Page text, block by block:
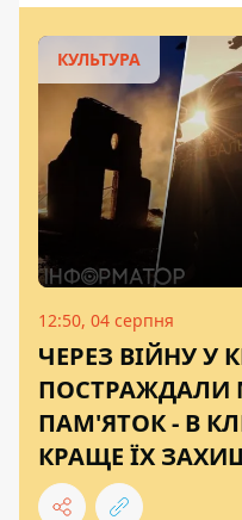
КУЛЬТУРА
12:50, 04 серпня
ЧЕРЕЗ ВІЙНУ У
ПОСТРАЖДАЛИ
ПАМ'ЯТОК - В
КРАЩЕ ЇХ